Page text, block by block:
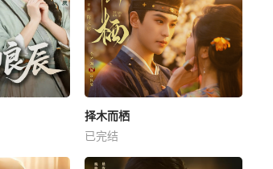
择木而栖
已完结